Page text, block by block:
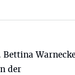
der